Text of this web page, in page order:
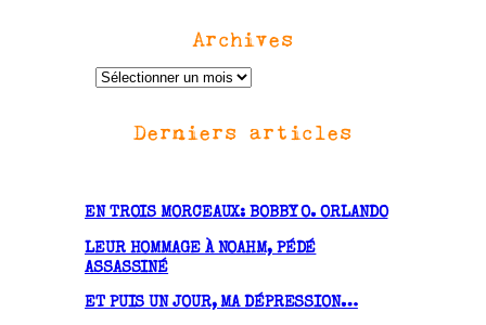
Archives
A
v
s
Derniers articles
EN TROIS MORCEAUX: BOBBY O. ORLANDO
LEUR HOMMAGE À NOAHM, PÉDÉ
ASSASSINÉ
ET PUIS UN JOUR, MA DÉPRESSION…